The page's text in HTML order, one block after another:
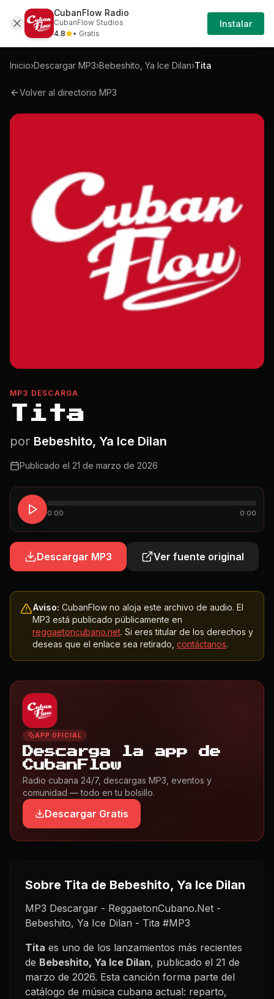
Mp3 Bebeshito-ya-ice-dilan-tita-mp3
Iniciar
Sesión
Inicio›Descargar MP3›Bebeshito, Ya Ice Dilan›Tita
Volver al directorio MP3
MP3 DESCARGA
Tita
por Bebeshito, Ya Ice Dilan
Publicado el 21 de marzo de 2026
0:00 0:00
Descargar MP3 Ver fuente original
Aviso: CubanFlow no aloja este archivo de audio. El
MP3 está publicado públicamente en
reggaetoncubano.net. Si eres titular de los derechos y
deseas que el enlace sea retirado, contáctanos.
APP OFICIAL
Descarga la app de
CubanFlow
Radio cubana 24/7, descargas MP3, eventos y
comunidad — todo en tu bolsillo.
Descargar Gratis
Sobre Tita de Bebeshito, Ya Ice Dilan
MP3 Descargar - ReggaetonCubano.Net -
Bebeshito, Ya Ice Dilan - Tita #MP3
Tita es uno de los lanzamientos más recientes
de Bebeshito, Ya Ice Dilan, publicado el 21 de
marzo de 2026. Esta canción forma parte del
catálogo de música cubana actual: reparto,
CubanFlow Radio
CubanFlow Studios
4.8
• Gratis
Instalar